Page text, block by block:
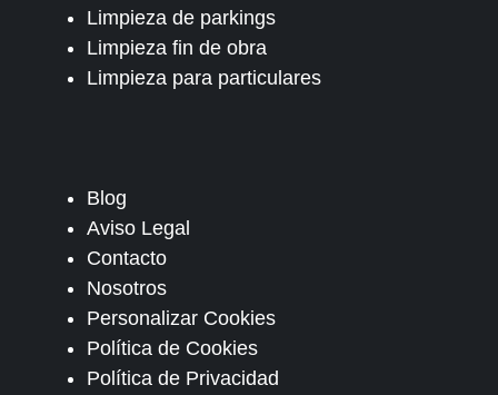
Limpieza de parkings
Limpieza fin de obra
Limpieza para particulares
Blog
Aviso Legal
Contacto
Nosotros
Personalizar Cookies
Política de Cookies
Política de Privacidad